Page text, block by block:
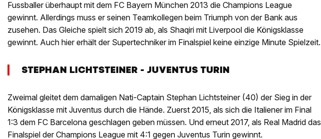
Fussballer überhaupt mit dem FC Bayern München 2013 die Champions League
gewinnt. Allerdings muss er seinen Teamkollegen beim Triumph von der Bank aus
zusehen. Das Gleiche spielt sich 2019 ab, als Shaqiri mit Liverpool die Königsklasse
gewinnt. Auch hier erhält der Supertechniker im Finalspiel keine einzige Minute Spielzeit.
STEPHAN LICHTSTEINER - JUVENTUS TURIN
Zweimal gleitet dem damaligen Nati-Captain Stephan Lichtsteiner (40) der Sieg in der
Königsklasse mit Juventus durch die Hände. Zuerst 2015, als sich die Italiener im Final
1:3 dem FC Barcelona geschlagen geben müssen. Und erneut 2017, als Real Madrid das
Finalspiel der Champions League mit 4:1 gegen Juventus Turin gewinnt.